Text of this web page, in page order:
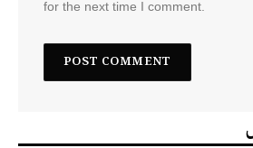
for the next time I comment.